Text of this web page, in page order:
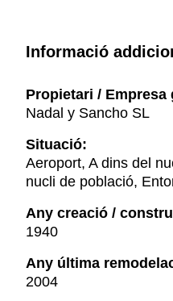
Informació
Propietari / Empresa
Nadal y Sancho SL
Situació:
Aeroport, A dins del
nucli de població,
Any creació /
1940
Any última
2004